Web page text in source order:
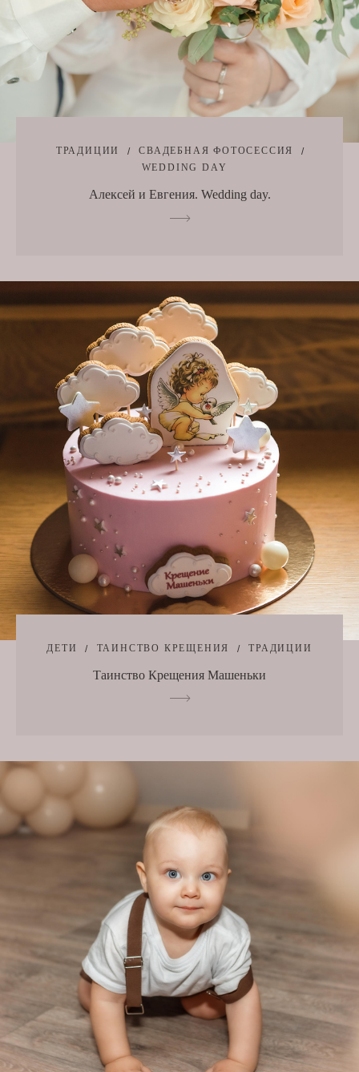
ТРАДИЦИИ
СВАДЕБНАЯ ФОТОСЕССИЯ
WEDDING DAY
Алексей и Евгения. Wedding day.
ДЕТИ ТАИНСТВО КРЕЩЕНИЯ ТРАДИЦИИ
Таинство Крещения Машеньки